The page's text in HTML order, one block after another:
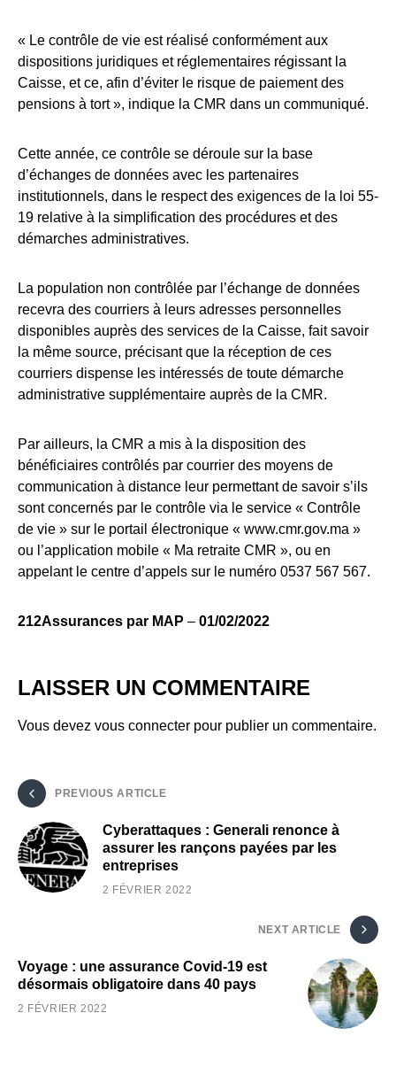
« Le contrôle de vie est réalisé conformément aux
dispositions juridiques et réglementaires régissant la
Caisse, et ce, afin d’éviter le risque de paiement des
pensions à tort », indique la CMR dans un communiqué.
Cette année, ce contrôle se déroule sur la base
d’échanges de données avec les partenaires
institutionnels, dans le respect des exigences de la loi 55-
19 relative à la simplification des procédures et des
démarches administratives.
La population non contrôlée par l’échange de données
recevra des courriers à leurs adresses personnelles
disponibles auprès des services de la Caisse, fait savoir
la même source, précisant que la réception de ces
courriers dispense les intéressés de toute démarche
administrative supplémentaire auprès de la CMR.
Par ailleurs, la CMR a mis à la disposition des
bénéficiaires contrôlés par courrier des moyens de
communication à distance leur permettant de savoir s’ils
sont concernés par le contrôle via le service « Contrôle
de vie » sur le portail électronique « www.cmr.gov.ma »
ou l’application mobile « Ma retraite CMR », ou en
appelant le centre d’appels sur le numéro 0537 567 567.
212Assurances par MAP – 01/02/2022
LAISSER UN COMMENTAIRE
Vous devez vous connecter pour publier un commentaire.
PREVIOUS ARTICLE
Cyberattaques : Generali renonce à
assurer les rançons payées par les
entreprises
2 FÉVRIER 2022
NEXT ARTICLE
Voyage : une assurance Covid-19 est
désormais obligatoire dans 40 pays
2 FÉVRIER 2022